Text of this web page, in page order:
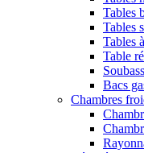
Tables
Tables
Tables
Table
Bacs
Chambres